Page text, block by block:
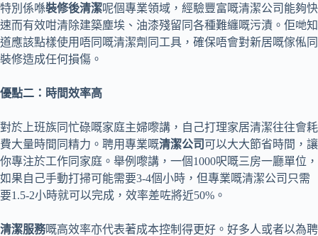
特別係喺裝修後清潔呢個專業領域，經驗豐富嘅清潔公司能夠快
速而有效咁清除建築塵埃、油漆殘留同各種難纏嘅污漬。佢哋知
道應該點樣使用唔同嘅清潔劑同工具，確保唔會對新居嘅傢俬同
裝修造成任何損傷。
優點二：時間效率高
對於上班族同忙碌嘅家庭主婦嚟講，自己打理家居清潔往往會耗
費大量時間同精力。聘用專業嘅清潔公司 可以大大節省時間，讓
你專注於工作同家庭。舉例嚟講，一個1000呎嘅三房一廳單位，
如果自己手動打掃可能需要3-4個小時，但專業嘅清潔公司只需
要1.5-2小時就可以完成，效率差咗將近50%。
清潔服務嘅高效率亦代表著成本控制得更好。好多人或者以為聘